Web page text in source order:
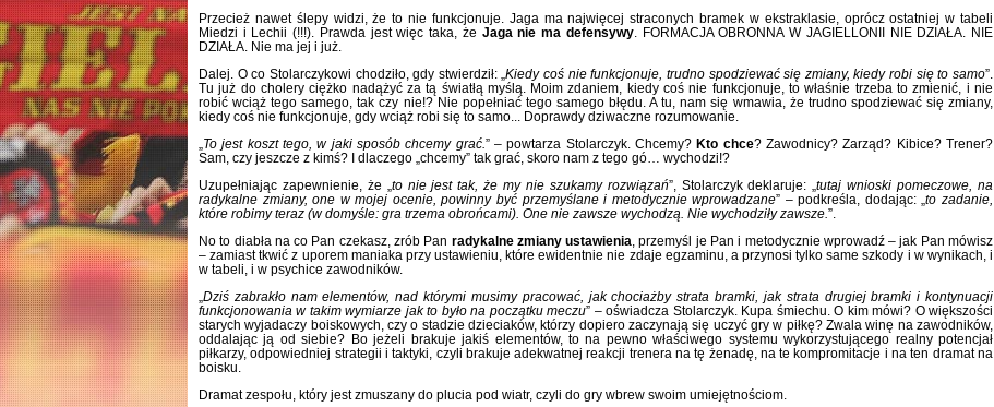
Przecież nawet ślepy widzi, że to nie funkcjonuje. Jaga ma najwięcej straconych bramek w ekstraklasie, oprócz ostatniej w tabeli
Miedzi i Lechii (!!!). Prawda jest więc taka, że Jaga nie ma defensywy. FORMACJA OBRONNA W JAGIELLONII NIE DZIAŁA. NIE
DZIAŁA. Nie ma jej i już.
Dalej. O co Stolarczykowi chodziło, gdy stwierdził: „Kiedy coś nie funkcjonuje, trudno spodziewać się zmiany, kiedy robi się to samo”.
Tu już do cholery ciężko nadążyć za tą światłą myślą. Moim zdaniem, kiedy coś nie funkcjonuje, to właśnie trzeba to zmienić, i nie
robić wciąż tego samego, tak czy nie!? Nie popełniać tego samego błędu. A tu, nam się wmawia, że trudno spodziewać się zmiany,
kiedy coś nie funkcjonuje, gdy wciąż robi się to samo... Doprawdy dziwaczne rozumowanie.
„To jest koszt tego, w jaki sposób chcemy grać.” – powtarza Stolarczyk. Chcemy? Kto chce? Zawodnicy? Zarząd? Kibice? Trener?
Sam, czy jeszcze z kimś? I dlaczego „chcemy” tak grać, skoro nam z tego gó… wychodzi!?
Uzupełniając zapewnienie, że „to nie jest tak, że my nie szukamy rozwiązań”, Stolarczyk deklaruje: „tutaj wnioski pomeczowe, na
radykalne zmiany, one w mojej ocenie, powinny być przemyślane i metodycznie wprowadzane” – podkreśla, dodając: „to zadanie,
które robimy teraz (w domyśle: gra trzema obrońcami). One nie zawsze wychodzą. Nie wychodziły zawsze.”.
No to diabła na co Pan czekasz, zrób Pan radykalne zmiany ustawienia, przemyśl je Pan i metodycznie wprowadź – jak Pan mówisz
– zamiast tkwić z uporem maniaka przy ustawieniu, które ewidentnie nie zdaje egzaminu, a przynosi tylko same szkody i w wynikach, i
w tabeli, i w psychice zawodników.
„Dziś zabrakło nam elementów, nad którymi musimy pracować, jak chociażby strata bramki, jak strata drugiej bramki i kontynuacji
funkcjonowania w takim wymiarze jak to było na początku meczu” – oświadcza Stolarczyk. Kupa śmiechu. O kim mówi? O większości
starych wyjadaczy boiskowych, czy o stadzie dzieciaków, którzy dopiero zaczynają się uczyć gry w piłkę? Zwala winę na zawodników,
oddalając ją od siebie? Bo jeżeli brakuje jakiś elementów, to na pewno właściwego systemu wykorzystującego realny potencjał
piłkarzy, odpowiedniej strategii i taktyki, czyli brakuje adekwatnej reakcji trenera na tę żenadę, na te kompromitacje i na ten dramat na
boisku.
Dramat zespołu, który jest zmuszany do plucia pod wiatr, czyli do gry wbrew swoim umiejętnościom.